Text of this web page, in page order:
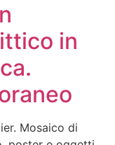
in
Mosaico di